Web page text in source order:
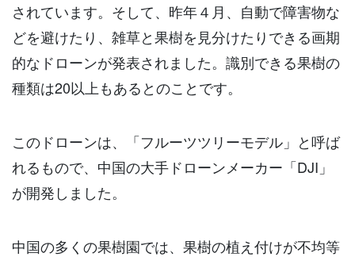
されています。そして、昨年４月、自動で障害物な
どを避けたり、雑草と果樹を見分けたりできる画期
的なドローンが発表されました。識別できる果樹の
種類は20以上もあるとのことです。
このドローンは、「フルーツツリーモデル」と呼ば
れるもので、中国の大手ドローンメーカー「DJI」
が開発しました。
中国の多くの果樹園では、果樹の植え付けが不均等